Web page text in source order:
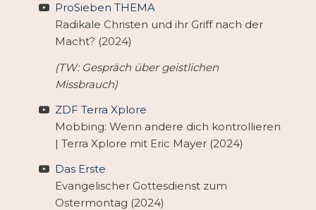
ProSieben THEMA
Radikale Christen und ihr Griff nach der
Macht? (2024)
(TW: Gespräch über geistlichen
Missbrauch)
ZDF Terra Xplore
Mobbing: Wenn andere dich kontrollieren
| Terra Xplore mit Eric Mayer (2024)
Das Erste
Evangelischer Gottesdienst zum
Ostermontag (2024)